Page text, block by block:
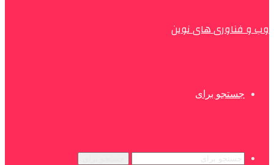
وب و فناوری های نوین
جستجو برای